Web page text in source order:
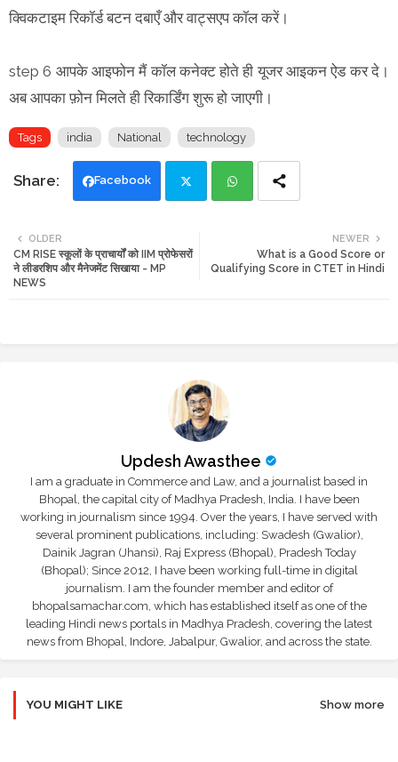
क्विकटाइम रिकॉर्ड बटन दबाएँ और वाट्सएप कॉल करें।
step 6 आपके आइफोन मैं कॉल कनेक्ट होते ही यूजर आइकन ऐड कर दे।
अब आपका फ़ोन मिलते ही रिकार्डिंग शुरू हो जाएगी।
Tags india National technology
Facebook
tte
NEWER
What is a Good Score or
Qualifying Score in CTET in Hindi
OLDER
CM RISE स्कूलों के प्राचार्यों को IIM प्रोफेसरों
ने लीडरशिप और मैनेजमेंट सिखाया - MP
NEWS
Updesh Awasthee
I am a graduate in Commerce and Law, and a journalist based in
Bhopal, the capital city of Madhya Pradesh, India. I have been
working in journalism since 1994. Over the years, I have served with
several prominent publications, including: Swadesh (Gwalior),
Dainik Jagran (Jhansi), Raj Express (Bhopal), Pradesh Today
(Bhopal); Since 2012, I have been working full-time in digital
journalism. I am the founder member and editor of
bhopalsamachar.com, which has established itself as one of the
leading Hindi news portals in Madhya Pradesh, covering the latest
news from Bhopal, Indore, Jabalpur, Gwalior, and across the state.
YOU MIGHT LIKE Show more